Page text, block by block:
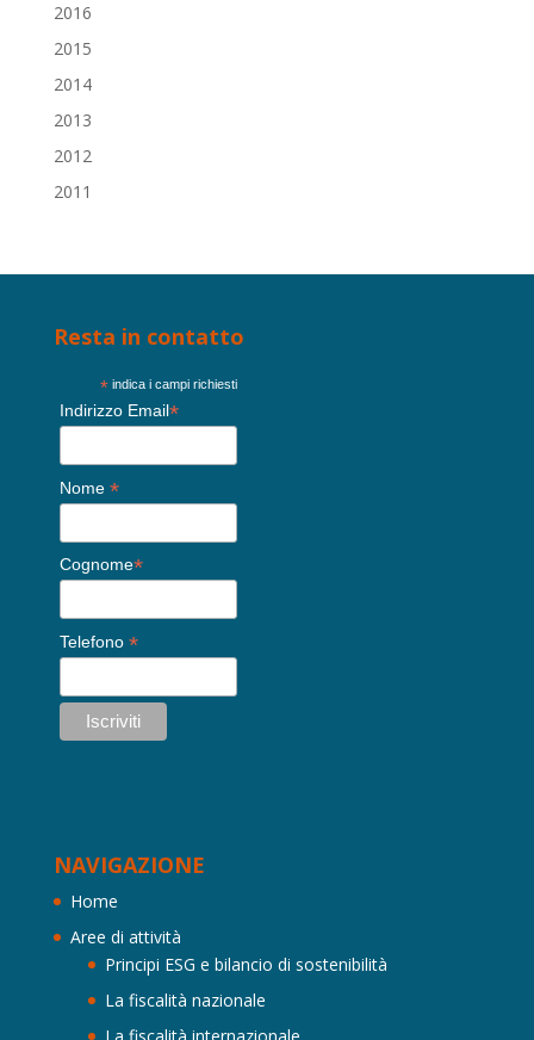
2016
2015
2014
2013
2012
2011
Resta in contatto
*indica i campi richiesti
Indirizzo Email*
Nome *
Cognome*
Telefono *
NAVIGAZIONE
Home
Aree di attività
Principi ESG e bilancio di sostenibilità
La fiscalità nazionale